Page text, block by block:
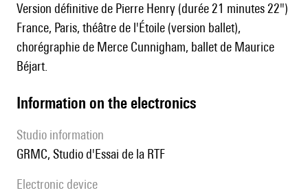
version définitive de Pierre Henry (durée 21 minutes 22")
France, Paris, théâtre de l'Étoile (version ballet),
chorégraphie de Merce Cunnigham, ballet de Maurice
Béjart.
Information on the electronics
Studio information
GRMC, Studio d'Essai de la RTF
Electronic device